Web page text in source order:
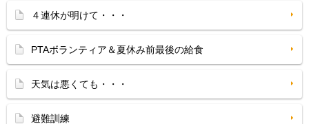
４連休が明けて・・・
PTAボランティア＆夏休み前最後の給食
天気は悪くても・・・
避難訓練